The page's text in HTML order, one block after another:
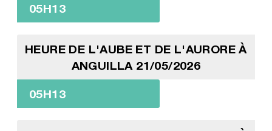
05H13
HEURE DE L'AUBE ET DE L'AURORE À
ANGUILLA 21/05/2026
05H13